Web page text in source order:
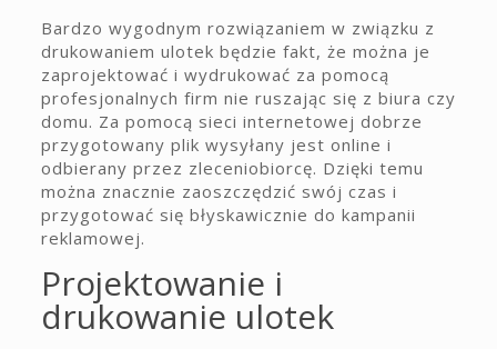
Bardzo wygodnym rozwiązaniem w związku z
drukowaniem ulotek będzie fakt, że można je
zaprojektować i wydrukować za pomocą
profesjonalnych firm nie ruszając się z biura czy
domu. Za pomocą sieci internetowej dobrze
przygotowany plik wysyłany jest online i
odbierany przez zleceniobiorcę. Dzięki temu
można znacznie zaoszczędzić swój czas i
przygotować się błyskawicznie do kampanii
reklamowej.
Projektowanie i
drukowanie ulotek